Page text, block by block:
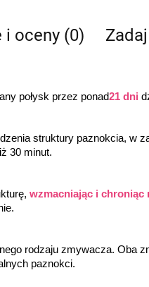
i oceny (0)
połysk przez ponad21 dni
struktury paznokcia, w
30 minut.
wzmacniając i chroniąc
rodzaju zmywacza. Oba
paznokci.